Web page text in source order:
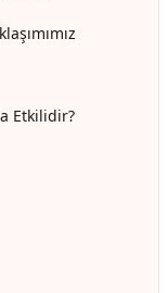
Etkilidir?